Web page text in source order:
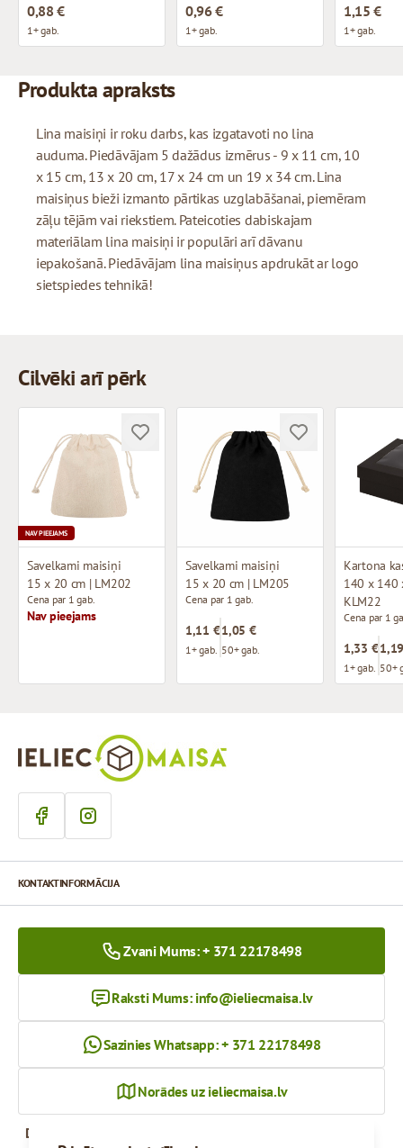
0,88 €
1+ gab.
0,96 €
1+ gab.
1,15 €
1+ gab.
Produkta apraksts
Lina maisiņi ir roku darbs, kas izgatavoti no lina
auduma. Piedāvājam 5 dažādus izmērus - 9 x 11 cm, 10
x 15 cm, 13 x 20 cm, 17 x 24 cm un 19 x 34 cm. Lina
maisiņus bieži izmanto pārtikas uzglabāšanai, piemēram
zāļu tējām vai riekstiem. Pateicoties dabiskajam
materiālam lina maisiņi ir populāri arī dāvanu
iepakošanā. Piedāvājam lina maisiņus apdrukāt ar logo
sietspiedes tehnikā!
Cilvēki arī pērk
NAV PIEEJAMS
Savelkami maisiņi
15 x 20 cm | LM202
Cena par 1 gab.
Nav pieejams
Savelkami maisiņi
15 x 20 cm | LM205
Cena par 1 gab.
1,11 €
1+ gab.
1,05 €
50+ gab.
140 x 140
KLM22
Cena par 1
1,33 €
1+ gab. 50+
KONTAKTINFORMĀCIJA
Zvani Mums: + 371 22178498
Raksti Mums: info@ieliecmaisa.lv
Sazinies Whatsapp: + 371 22178498
Norādes uz ieliecmaisa.lv
Darba Laiks